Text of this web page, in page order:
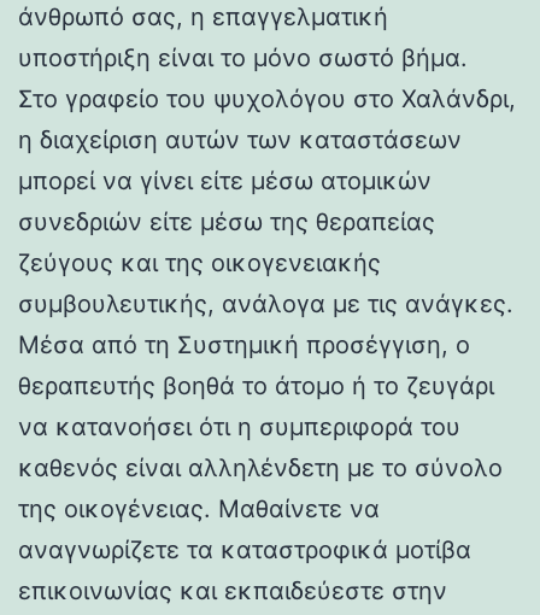
άνθρωπό σας, η επαγγελματική
υποστήριξη είναι το μόνο σωστό βήμα.
Στο γραφείο του ψυχολόγου στο Χαλάνδρι,
η διαχείριση αυτών των καταστάσεων
μπορεί να γίνει είτε μέσω ατομικών
συνεδριών είτε μέσω της θεραπείας
ζεύγους και της οικογενειακής
συμβουλευτικής, ανάλογα με τις ανάγκες.
Μέσα από τη Συστημική προσέγγιση, ο
θεραπευτής βοηθά το άτομο ή το ζευγάρι
να κατανοήσει ότι η συμπεριφορά του
καθενός είναι αλληλένδετη με το σύνολο
της οικογένειας. Μαθαίνετε να
αναγνωρίζετε τα καταστροφικά μοτίβα
επικοινωνίας και εκπαιδεύεστε στην